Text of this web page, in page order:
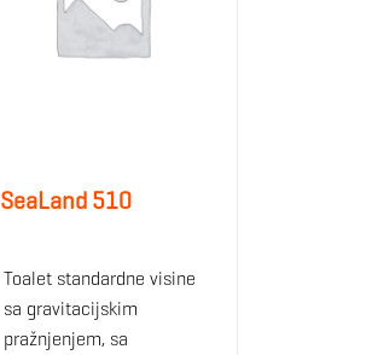
SeaLand 510
Toalet standardne visine
sa gravitacijskim
pražnjenjem, sa